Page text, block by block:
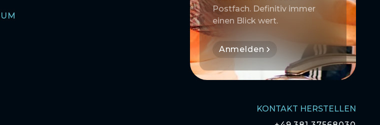
Postfach. Definitiv immer
einen Blick wert.
Anmelden
KONTAKT HERSTELLEN